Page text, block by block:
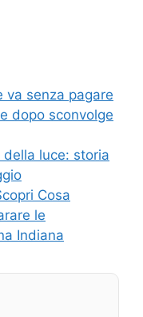
va senza pagare
dopo sconvolge
luce: storia
Cosa
le
Indiana